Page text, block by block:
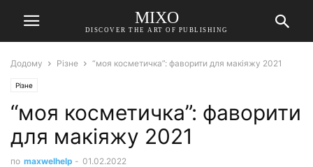
MIXO
DISCOVER THE ART OF PUBLISHING
Додому Різне “моя косметичка”: фаворити для макіяжу 2021
Різне
“моя косметичка”: фаворити
для макіяжу 2021
по maxwelhelp - 01.02.2022